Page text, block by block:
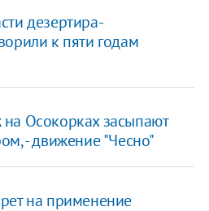
дезертира-
к пяти годам
Осокорках засыпают
- движение "Чесно"
на применение